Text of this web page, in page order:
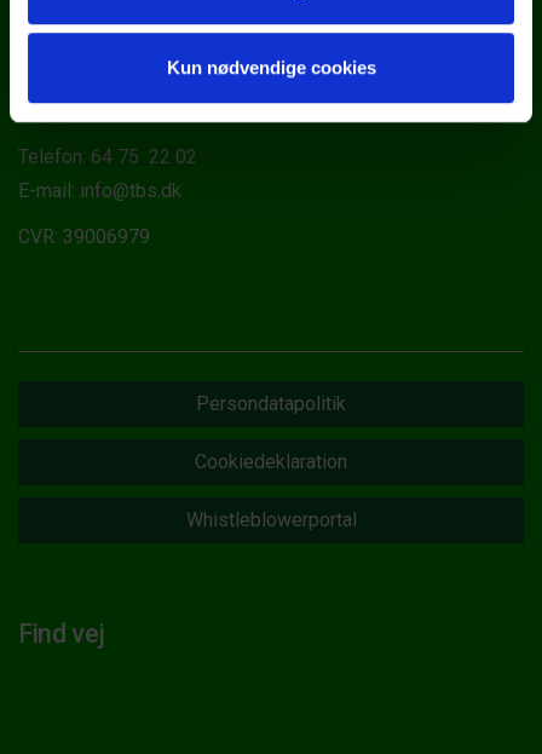
Kun nødvendige cookies
TBS Fyn
5690 Tommerup
Telefon: 64 75 22 02
E-mail: info@tbs.dk
CVR: 39006979
Persondatapolitik
Cookiedeklaration
Whistleblowerportal
Find vej